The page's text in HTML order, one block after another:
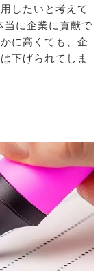
したいと考えて
当に企業に貢献で
に高くても、企
下げられてしま